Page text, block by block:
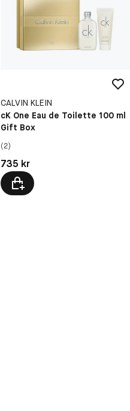
CALVIN KLEIN
cK One Eau de Toilette 100 ml
Gift Box
(2)
Pris: 735 kr
735 kr